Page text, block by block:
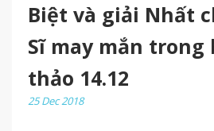
Biệt và giải Nhất
Sĩ may mắn trong
thảo 14.12
25 Dec 2018